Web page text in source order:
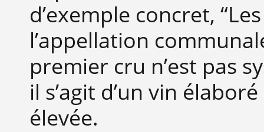
d’exemple concret,
l’appellation
premier cru n’est pas
il s’agit d’un vin
élevée.